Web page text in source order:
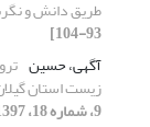
طریق دانش و
93-104]
آگهی، حسین
زیست استان
9، شماره 18، 1397، صفحه 41-52]